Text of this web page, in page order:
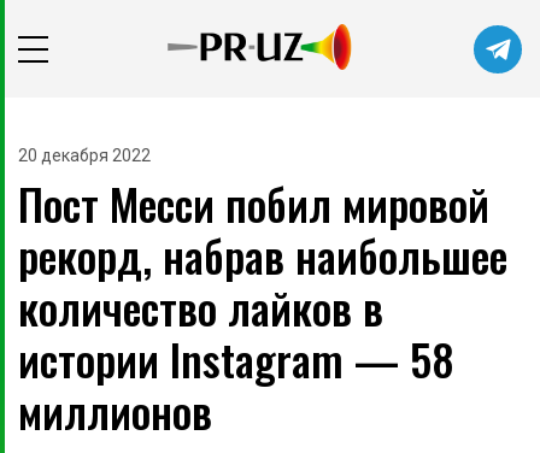
20 декабря 2022
Пост Месси побил мировой
рекорд, набрав наибольшее
количество лайков в
истории Instagram — 58
миллионов